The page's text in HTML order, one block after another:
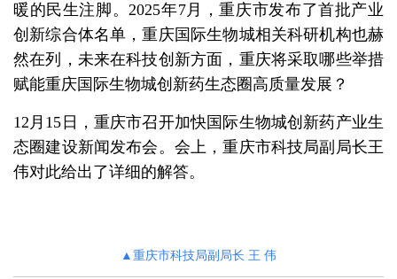
暖的民生注脚。2025年7月，重庆市发布了首批产业
创新综合体名单，重庆国际生物城相关科研机构也赫
然在列，未来在科技创新方面，重庆将采取哪些举措
赋能重庆国际生物城创新药生态圈高质量发展？
12月15日，重庆市召开加快国际生物城创新药产业生
态圈建设新闻发布会。会上，重庆市科技局副局长王
伟对此给出了详细的解答。
▲ 重庆市科技局副局长 王 伟